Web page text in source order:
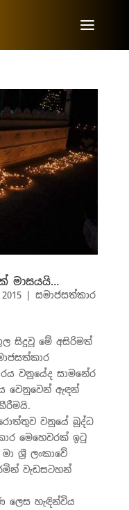
මාසයයි…
| සමාජසත්කාර
සිදුවූ මේ අසිරිමත්
වනුයේද සාමනේර
වෙනුවෙන් ඇඳන්
වනුයේ බුද්ධ
මෙහෙවරක් ඉටු
ශ‍්‍රී ලංකාවේ
වැඩසටහන්
ලෙස හැඳින්විය